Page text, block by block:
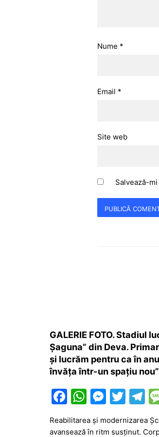
Nume *
Email *
Site web
Salvează-
GALERIE FOTO. Stadiul
Șaguna” din Deva.
și lucrăm pentru ca în
învăța într-un spațiu nou”
F
a
c
W
at
M
s
T
w
itt
T
e
Reabilitarea și modernizarea
avansează în ritm susținut.